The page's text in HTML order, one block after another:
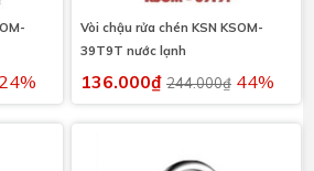
24%
Vòi chậu rửa chén KSN KSOM-
39T9T nước lạnh
136.000₫ 244.000₫ 44%